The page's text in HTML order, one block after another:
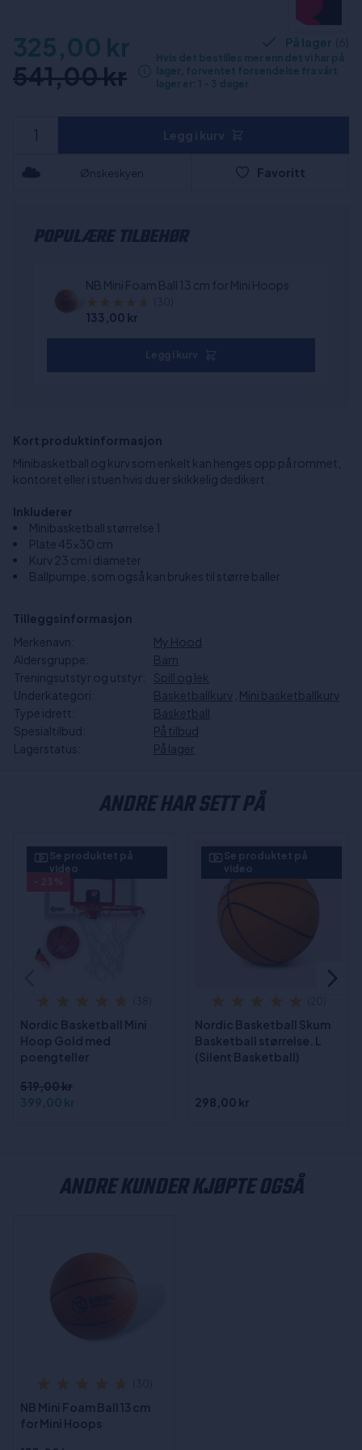
325,00 kr
541,00 kr
På lager
Hvis det bestilles mer enn det vi har på
lager, forventet forsendelse fra vårt
lager er: 1 - 3 dager
Ønskeskyen Favoritt
POPULÆRE TILBEHØR
NB Mini Foam Ball 13 cm for Mini Hoops
133,00 kr
Kort produktinformasjon
Minibasketball og kurv som enkelt kan henges opp på rommet,
kontoret eller i stuen hvis du er skikkelig dedikert.
Inkluderer
Minibasketball størrelse 1
Plate 45×30 cm
Kurv 23 cm i diameter
Ballpumpe, som også kan brukes til større baller
Tilleggsinformasjon
Merkenavn:
My Hood
Aldersgruppe:
Barn
Treningsutstyr og utstyr:
Spill og lek
Underkategori:
Basketballkurv Mini basketballkurv
Type idrett:
Basketball
Spesialtilbud:
På tilbud
Lagerstatus:
På lager
ANDRE HAR SETT PÅ
Se produktet på
video
Nordic Basketball Mini
Hoop Gold med
poengteller
519,00 kr
399,00 kr
Se produktet på
video
Nordic Basketball Skum
Basketball størrelse. L
(Silent Basketball)
298,00 kr
ANDRE KUNDER KJØPTE OGSÅ
NB Mini Foam Ball 13 cm
for Mini Hoops